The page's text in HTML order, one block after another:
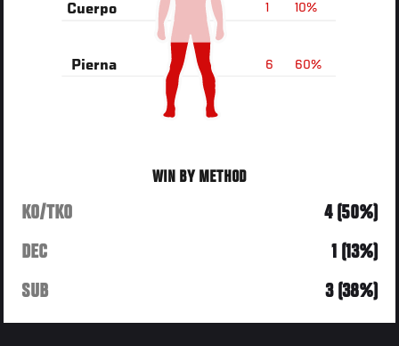
10%
1
Cuerpo
60%
6
Pierna
WIN BY METHOD
KO/TKO
4 (50%)
DEC
1 (13%)
SUB
3 (38%)